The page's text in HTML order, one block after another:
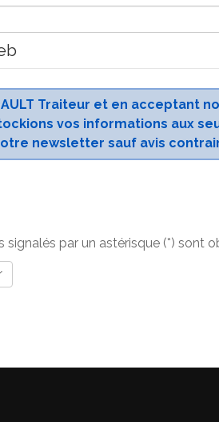
Traiteur et en acceptant
vos informations aux
newsletter sauf avis
signalés par un astérisque (*) sont